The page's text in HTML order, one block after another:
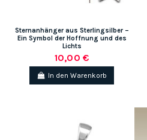
Sternanhänger aus Sterlingsilber –
Ein Symbol der Hoffnung und des
Lichts
10,00 €
In den Warenkorb